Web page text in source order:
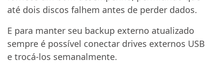
até dois discos falhem antes de perder dados.
E para manter seu backup externo atualizado
sempre é possível conectar drives externos USB
e trocá-los semanalmente.